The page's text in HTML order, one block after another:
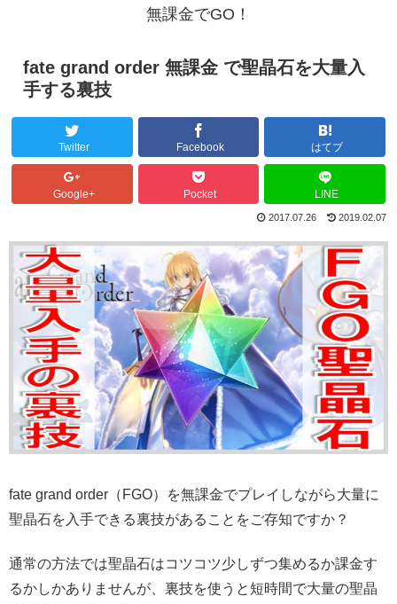
無課金でGO！
fate grand order 無課金 で聖晶石を大量入
手する裏技
Twitter Facebook はてブ
Google+ Pocket LINE
2017.07.26 2019.02.07
fate grand order（FGO）を無課金でプレイしながら大量に
聖晶石を入手できる裏技があることをご存知ですか？
通常の方法では聖晶石はコツコツ少しずつ集めるか課金す
るかしかありませんが、裏技を使うと短時間で大量の聖晶